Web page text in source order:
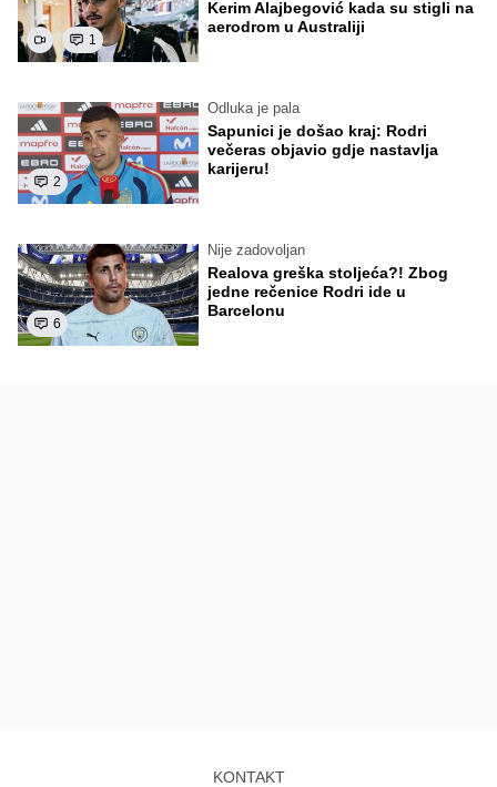
1
Kerim Alajbegović kada su stigli na
aerodrom u Australiji
2
Odluka je pala
Sapunici je došao kraj: Rodri
večeras objavio gdje nastavlja
karijeru!
6
Nije zadovoljan
Realova greška stoljeća?! Zbog
jedne rečenice Rodri ide u
Barcelonu
KONTAKT